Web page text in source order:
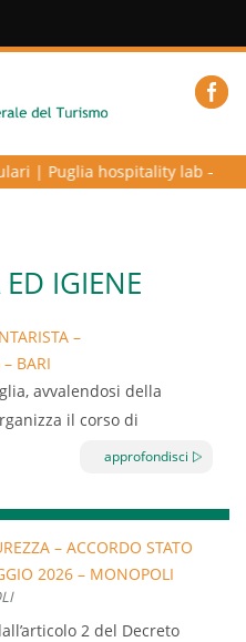
|Puglia hospitality lab –
IGIENE
–
BARI
avvalendosi della
il corso di
al primo soccorso
per la gestione di
per aggiornamento.
approfondisci
– ACCORDO STATO
2026 – MONOPOLI
2 del Decreto